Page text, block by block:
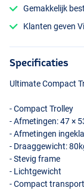
Gemakkelijk
Klanten geven
Specificaties
Ultimate Compact
- Compact Trolley
- Afmetingen: 47 ×
- Afmetingen
- Draaggewicht:
- Stevig frame
- Lichtgewicht
- Compact